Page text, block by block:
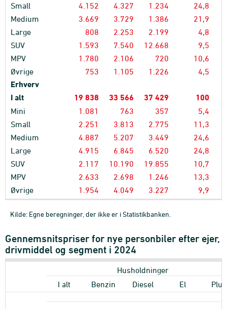
Small
4.152 4.327 1.234 24,8
Medium
3.669 3.729 1.386 21,9
Large
808 2.253 2.199 4,8
SUV
1.593 7.540 12.668 9,5
MPV
1.780 2.106 720 10,6
Øvrige
753 1.105 1.226 4,5
Erhverv
I alt
19 838 33 566 37 429 100
Mini 1.081 763 357 5,4
Small
2.251 3.813 2.775 11,3
Medium
4.887 5.207 3.449 24,6
Large
4.915 6.845 6.520 24,8
SUV
2.117 10.190 19.855 10,7
MPV
2.633 2.698 1.246 13,3
Øvrige
1.954 4.049 3.227 9,9
Kilde: Egne beregninger, der ikke er i Statistikbanken.
Gennemsnitspriser for nye personbiler efter ejer,
drivmiddel og segment i 2024
Husholdninger
I alt
Benzin Diesel El